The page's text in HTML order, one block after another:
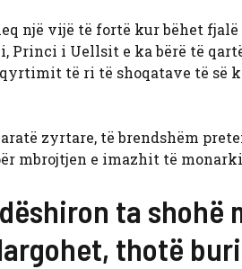
një vijë të fortë kur bëhet
Princi i Uellsit e ka bërë të
të ri të shoqatave të së
zyrtare, të brendshëm
mbrojtjen e imazhit të
ta shohë
thotë